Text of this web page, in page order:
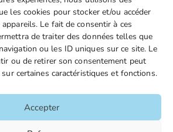
les cookies pour stocker et/ou accéder
Le fait de consentir à ces
de traiter des données telles que
ou les ID uniques sur ce site. Le
ou de retirer son consentement peut
certaines caractéristiques et fonctions.
Accepter
des cookies
Victor Hugo – 92170 Vanves / 01 86
Accueil